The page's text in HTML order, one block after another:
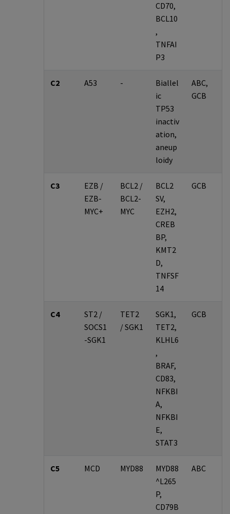
CD70,
BCL10
,
TNFAI
P3
C2 A53 -
Biallel
ic
TP53
inactiv
ation,
aneup
loidy
ABC,
GCB
C3
EZB /
EZB-
MYC+
BCL2 /
BCL2-
MYC
BCL2
SV,
EZH2,
CREB
BP,
KMT2
D,
TNFSF
14
GCB
C4
ST2 /
SOCS1
-SGK1
TET2
/ SGK1
SGK1,
TET2,
KLHL6
,
BRAF,
CD83,
NFKBI
A,
NFKBI
E,
STAT3
GCB
C5 MCD MYD88
MYD88
^L265
P,
CD79B
ABC